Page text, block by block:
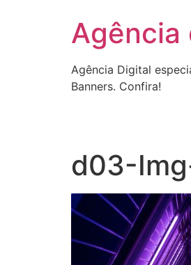
Agência
Agência Digital
Banners. Confira!
d03-